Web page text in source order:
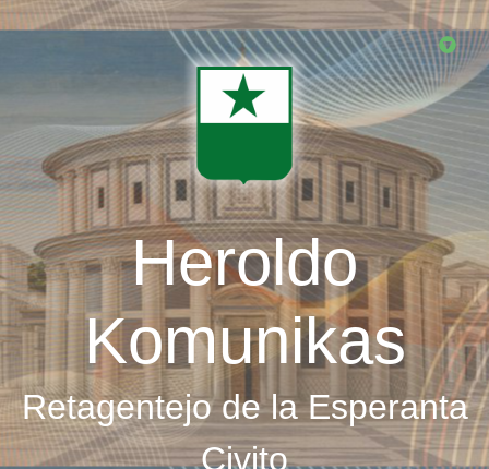
Skip
Heroldo
Komunikas
Retagentejo de la Esperanta
Civito